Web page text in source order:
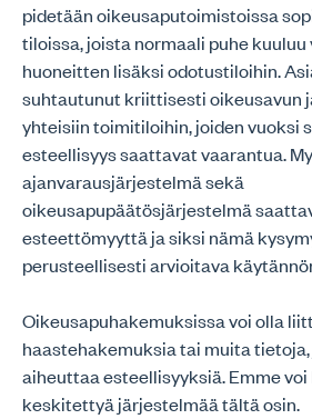
pidetään oikeusaputoimistoissa
tiloissa, joista normaali puhe
huoneitten lisäksi odotustiloihin.
suhtautunut kriittisesti oikeusavun
yhteisiin toimitiloihin, joiden vuoksi
esteellisyys saattavat vaarantua.
ajanvarausjärjestelmä sekä
oikeusapupäätösjärjestelmä
esteettömyyttä ja siksi nämä
perusteellisesti arvioitava
Oikeusapuhakemuksissa voi olla
haastehakemuksia tai muita
aiheuttaa esteellisyyksiä. Emme
keskitettyä järjestelmää tältä osin.